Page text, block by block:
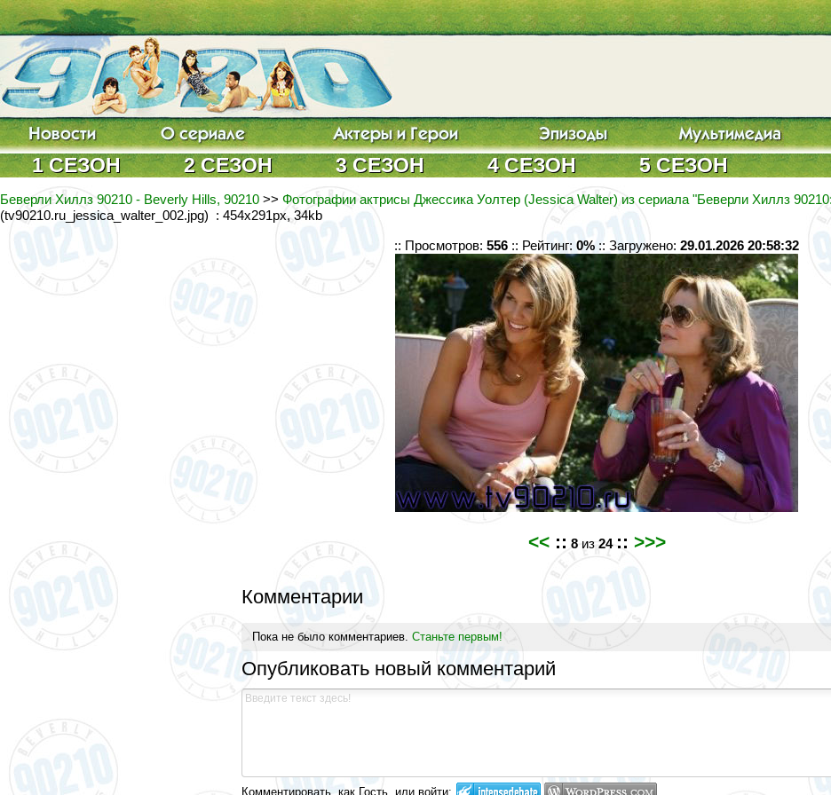
1 СЕЗОН 2 СЕЗОН 3 СЕЗОН 4 СЕЗОН 5 СЕЗОН
Беверли Хиллз 90210 - Beverly Hills, 90210 >> Фотографии актрисы Джессика Уолтер (Jessica Walter) из сериала "Беверли Хиллз
(tv90210.ru_jessica_walter_002.jpg) : 454x291px, 34kb
:: Просмотров: 556 :: Рейтинг: 0% :: Загружено: 29.01.2026 20:58:32
<<:: 8из 24 :: >>>
Комментарии
Пока не было комментариев. Станьте первым!
Опубликовать новый комментарий
Комментировать, как Гость, или войти: